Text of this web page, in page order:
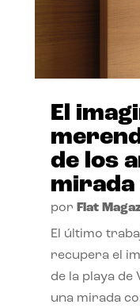
El
de los
mirada
por Flat
El último
recupera el
de la playa de
una mirada